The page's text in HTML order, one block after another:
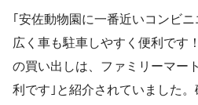
｢安佐動物園に一番近いコンビ
広く車も駐車しやすく便利です
の買い出しは、ファミリーマー
利です｣と紹介されていました。